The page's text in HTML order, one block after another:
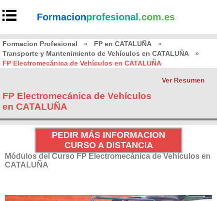
Formacionprofesional .com.es
Formacion Profesional » FP en CATALUÑA
»
Transporte y Mantenimiento de Vehículos en CATALUÑA
»
FP Electromecánica de Vehículos en CATALUÑA
Ver Resumen
FP Electromecánica de Vehículos
en CATALUÑA
PEDIR MÁS INFORMACION
CURSO A DISTANCIA
Módulos del Curso FP Electromecánica de Vehículos en
CATALUÑA